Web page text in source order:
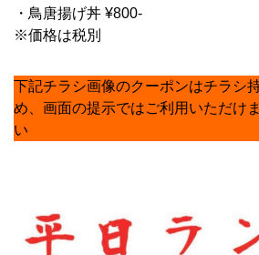
・鳥唐揚げ丼 ¥800-
※価格は税別
下記チラシ画像のクーポンはチラシ
め、画面の提示ではご利用いただけ
い